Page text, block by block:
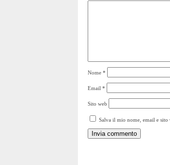
Nome *
Email *
Sito web
Salva il mio nome, email e sito